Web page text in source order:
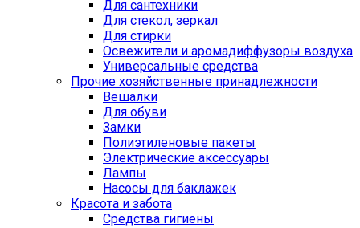
Для сантехники
Для стекол, зеркал
Для стирки
Освежители и аромадиффузоры воздуха
Универсальные средства
Прочие хозяйственные принадлежности
Вешалки
Для обуви
Замки
Полиэтиленовые пакеты
Электрические аксессуары
Лампы
Насосы для баклажек
Красота и забота
Средства гигиены